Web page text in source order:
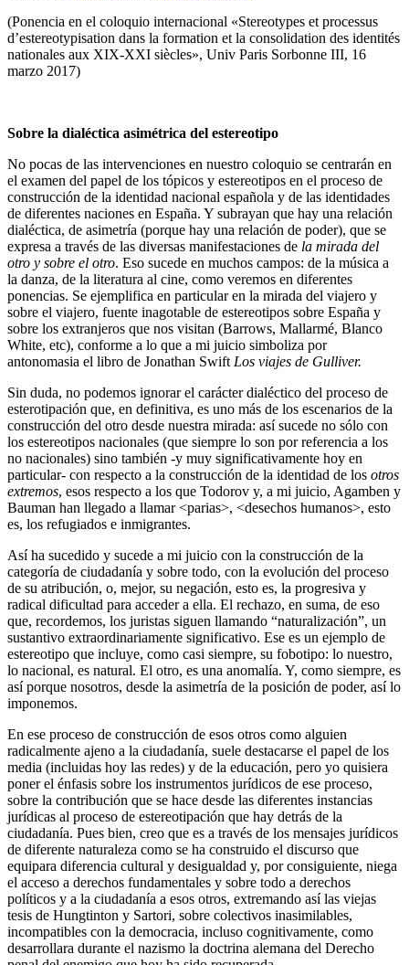
(Ponencia en el coloquio internacional «Stereotypes et processus
d’estereotypisation dans la formation et la consolidation des identités
nationales aux XIX-XXI siècles», Univ Paris Sorbonne III, 16
marzo 2017)
Sobre la dialéctica asimétrica del estereotipo
No pocas de las intervenciones en nuestro coloquio se centrarán en
el examen del papel de los tópicos y estereotipos en el proceso de
construcción de la identidad nacional española y de las identidades
de diferentes naciones en España. Y subrayan que hay una relación
dialéctica, de asimetría (porque hay una relación de poder), que se
expresa a través de las diversas manifestaciones de la mirada del
otro y sobre el otro. Eso sucede en muchos campos: de la música a
la danza, de la literatura al cine, como veremos en diferentes
ponencias. Se ejemplifica en particular en la mirada del viajero y
sobre el viajero, fuente inagotable de estereotipos sobre España y
sobre los extranjeros que nos visitan (Barrows, Mallarmé, Blanco
White, etc), conforme a lo que a mi juicio simboliza por
antonomasia el libro de Jonathan SwiftLos viajes de Gulliver.
Sin duda, no podemos ignorar el carácter dialéctico del proceso de
esterotipación que, en definitiva, es uno más de los escenarios de la
construcción del otro desde nuestra mirada: así sucede no sólo con
los estereotipos nacionales (que siempre lo son por referencia a los
no nacionales) sino también -y muy significativamente hoy en
particular- con respecto a la construcción de la identidad de los otros
extremos, esos respecto a los que Todorov y, a mi juicio, Agamben y
Bauman han llegado a llamar <parias>, <desechos humanos>, esto
es, los refugiados e inmigrantes.
Así ha sucedido y sucede a mi juicio con la construcción de la
categoría de ciudadanía y sobre todo, con la evolución del proceso
de su atribución, o, mejor, su negación, esto es, la progresiva y
radical dificultad para acceder a ella. El rechazo, en suma, de eso
que, recordemos, los juristas siguen llamando “naturalización”, un
sustantivo extraordinariamente significativo. Ese es un ejemplo de
estereotipo que incluye, como casi siempre, su fobotipo: lo nuestro,
lo nacional, es natural. El otro, es una anomalía. Y, como siempre, es
así porque nosotros, desde la asimetría de la posición de poder, así lo
imponemos.
En ese proceso de construcción de esos otros como alguien
radicalmente ajeno a la ciudadanía, suele destacarse el papel de los
media (incluidas hoy las redes) y de la educación, pero yo quisiera
poner el énfasis sobre los instrumentos jurídicos de ese proceso,
sobre la contribución que se hace desde las diferentes instancias
jurídicas al proceso de estereotipación que hay detrás de la
ciudadanía. Pues bien, creo que es a través de los mensajes jurídicos
de diferente naturaleza como se ha construido el discurso que
equipara diferencia cultural y desigualdad y, por consiguiente, niega
el acceso a derechos fundamentales y sobre todo a derechos
políticos y a la ciudadanía a esos otros, extremando así las viejas
tesis de Hungtinton y Sartori, sobre colectivos inasimilables,
incompatibles con la democracia, incluso cognitivamente, como
desarrollara durante el nazismo la doctrina alemana del Derecho